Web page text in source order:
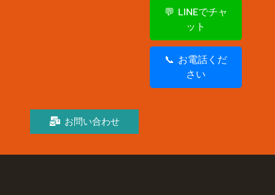
💬 LINEでチャ
ット
📞 お電話くだ
さい
お問い合わせ